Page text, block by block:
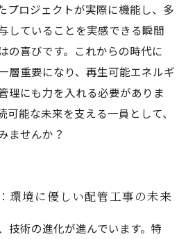
プロジェクトが実際に機能し、多
していることを実感できる瞬間
の喜びです。これからの時代に
層重要になり、再生可能エネルギ
理にも力を入れる必要がありま
可能な未来を支える一員として、
ませんか？
環境に優しい配管工事の未来
技術の進化が進んでいます。特